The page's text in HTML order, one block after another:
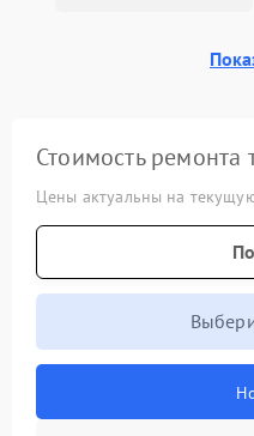
Стоимость ремонта
Цены актуальны на